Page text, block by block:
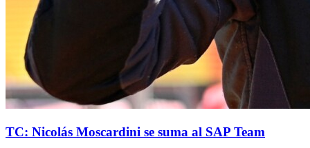
TC: Nicolás Moscardini se suma al SAP Team